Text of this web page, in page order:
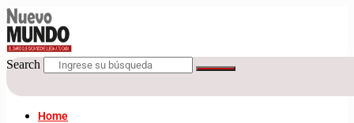
Search
Home